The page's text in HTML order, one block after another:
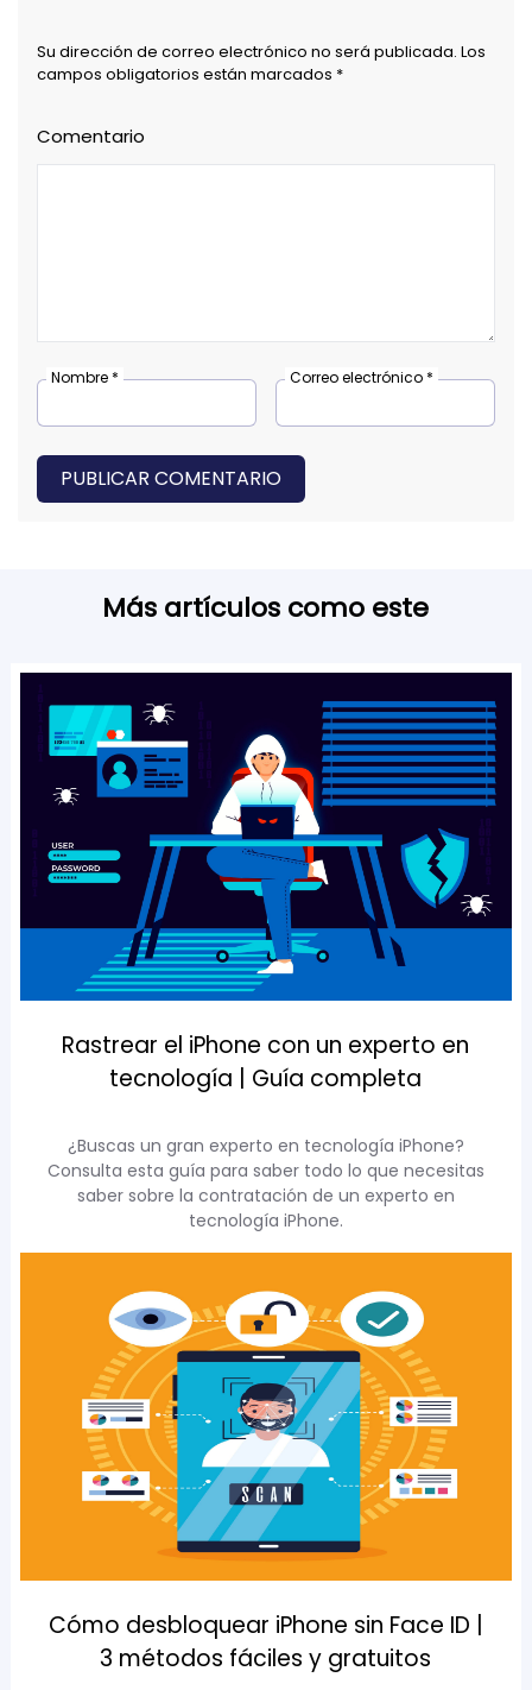
Su dirección de correo electrónico no será publicada. Los
campos obligatorios están marcados *
Comentario
Nombre * Correo electrónico *
PUBLICAR COMENTARIO
Más artículos como este
Rastrear el iPhone con un experto en
tecnología | Guía completa
¿Buscas un gran experto en tecnología iPhone?
Consulta esta guía para saber todo lo que necesitas
saber sobre la contratación de un experto en
tecnología iPhone.
Cómo desbloquear iPhone sin Face ID |
3 métodos fáciles y gratuitos